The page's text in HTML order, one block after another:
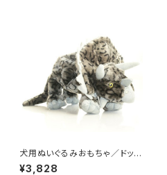
犬用ぬいぐるみおもちゃ／ドッグ
トイズ・トリケラトプス
¥3,828